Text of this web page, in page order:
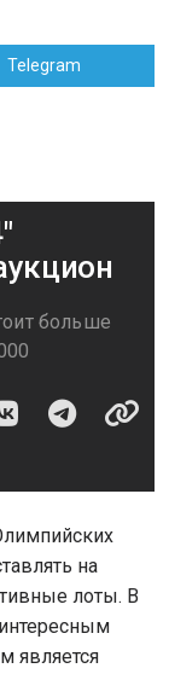
Telegram
больше
на
лоты. В
является